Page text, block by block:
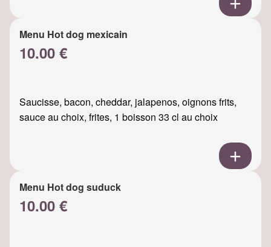
Menu Hot dog mexicain
10.00 €
Saucisse, bacon, cheddar, jalapenos, oignons frits,
sauce au choix, frites, 1 boisson 33 cl au choix
Menu Hot dog suduck
10.00 €